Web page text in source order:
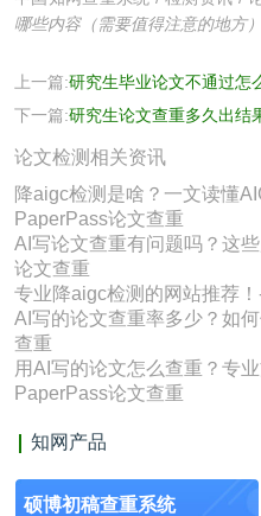
哪些内容（需要值得注意的地方）
上一篇:研究生毕业论文不通过怎
下一篇:研究生论文查重多久出结
论文检测相关资讯
降aigc检测是啥？一文读懂
PaperPass论文查重
AI写论文查重有问题吗？这
论文查重
专业降aigc检测的网站推荐
AI写的论文查重率多少？如
查重
用AI写的论文怎么查重？专
PaperPass论文查重
知网产品
硕博初稿查重系统